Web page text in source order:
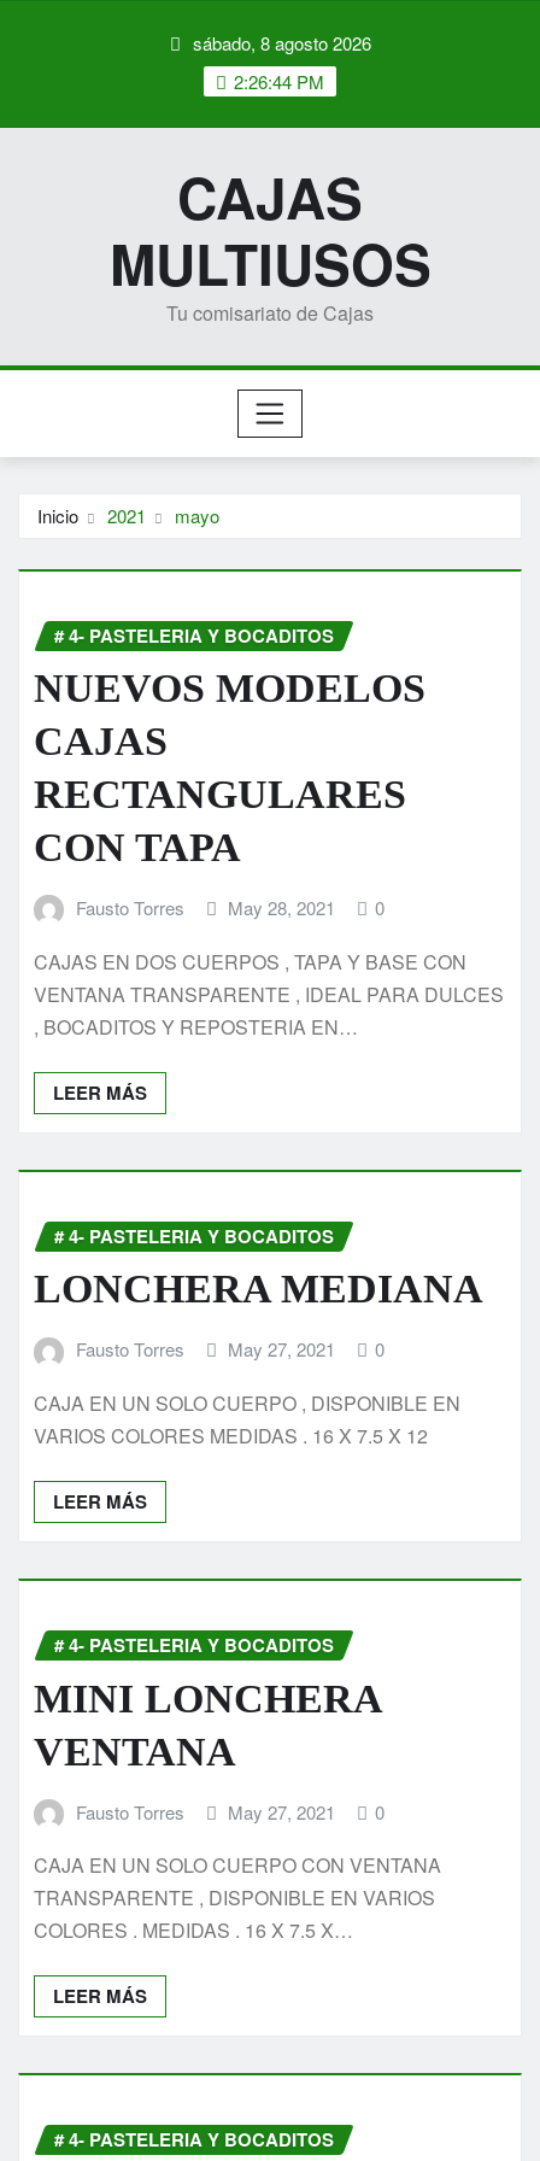
sábado, 8 agosto 2026
2:26:44 PM
CAJAS
MULTIUSOS
Tu comisariato de Cajas
Inicio 2021 mayo
# 4- PASTELERIA Y BOCADITOS
NUEVOS MODELOS
CAJAS
RECTANGULARES
CON TAPA
Fausto Torres May 28, 2021 0
CAJAS EN DOS CUERPOS , TAPA Y BASE CON
VENTANA TRANSPARENTE , IDEAL PARA DULCES
, BOCADITOS Y REPOSTERIA EN…
LEER MÁS
# 4- PASTELERIA Y BOCADITOS
LONCHERA MEDIANA
Fausto Torres May 27, 2021 0
CAJA EN UN SOLO CUERPO , DISPONIBLE EN
VARIOS COLORES MEDIDAS . 16 X 7.5 X 12
LEER MÁS
# 4- PASTELERIA Y BOCADITOS
MINI LONCHERA
VENTANA
Fausto Torres May 27, 2021 0
CAJA EN UN SOLO CUERPO CON VENTANA
TRANSPARENTE , DISPONIBLE EN VARIOS
COLORES . MEDIDAS . 16 X 7.5 X…
LEER MÁS
# 4- PASTELERIA Y BOCADITOS